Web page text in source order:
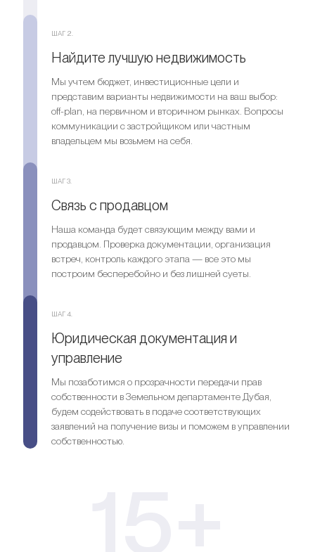
Оставить заявку
ШАГ 2.
Найдите лучшую недвижимость
Мы учтем бюджет, инвестиционные цели и
представим варианты недвижимости на ваш выбор:
off-plan, на первичном и вторичном рынках. Вопросы
коммуникации с застройщиком или частным
владельцем мы возьмем на себя.
ШАГ 3.
Связь с продавцом
Наша команда будет связующим между вами и
продавцом. Проверка документации, организация
встреч, контроль каждого этапа — все это мы
построим бесперебойно и без лишней суеты.
ШАГ 4.
Юридическая документация и
управление
Мы позаботимся о прозрачности передачи прав
собственности в Земельном департаменте Дубая,
будем содействовать в подаче соответствующих
заявлений на получение визы и поможем в управлении
собственностью.